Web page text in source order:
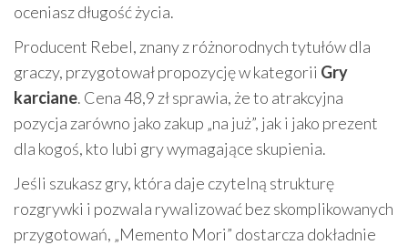
oceniasz długość życia.
Producent Rebel, znany z różnorodnych tytułów dla
graczy, przygotował propozycję w kategorii Gry
karciane. Cena 48,9 zł sprawia, że to atrakcyjna
pozycja zarówno jako zakup „na już”, jak i jako prezent
dla kogoś, kto lubi gry wymagające skupienia.
Jeśli szukasz gry, która daje czytelną strukturę
rozgrywki i pozwala rywalizować bez skomplikowanych
przygotowań, „Memento Mori” dostarcza dokładnie